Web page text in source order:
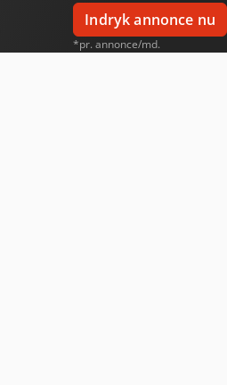
Indryk annonce nu
*pr. annonce/md.